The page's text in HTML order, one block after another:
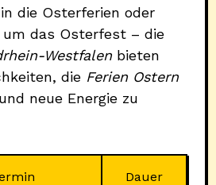
die Osterferien oder
das Osterfest – die
Westfalenbieten
die Ferien Ostern
neue Energie zu
Dauer